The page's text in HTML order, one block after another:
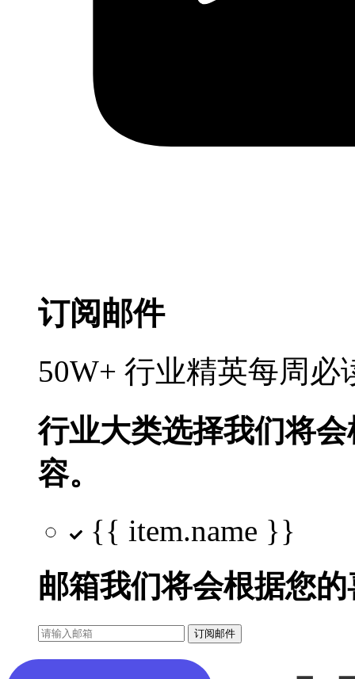
订阅邮件
50W+ 行业精英每周
行业大类选择我们将
容。
{{ item.name }}
邮箱我们将会根据您
订阅邮件